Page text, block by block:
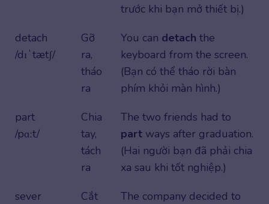
trước khi bạn mở thiết bị.)
detach
/dɪˈtætʃ/
Gỡ
ra,
tháo
ra
You can detach the
keyboard from the screen.
(Bạn có thể tháo rời bàn
phím khỏi màn hình.)
part
/pɑːt/
Chia
tay,
tách
ra
The two friends had to
part ways after graduation.
(Hai người bạn đã phải chia
xa sau khi tốt nghiệp.)
sever
Cắt
The company decided to